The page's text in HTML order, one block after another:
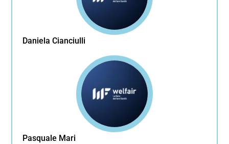
Daniela Cianciulli
Pasquale Mari